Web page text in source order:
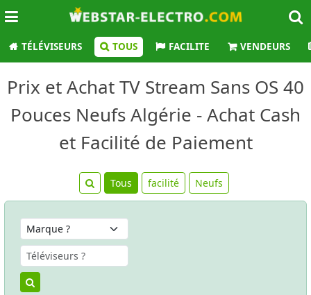
TÉLÉVISEURS TOUS FACILITE VENDEURS
Prix et Achat TV Stream Sans OS 40
Pouces Neufs Algérie - Achat Cash
et Facilité de Paiement
Tous facilité Neufs